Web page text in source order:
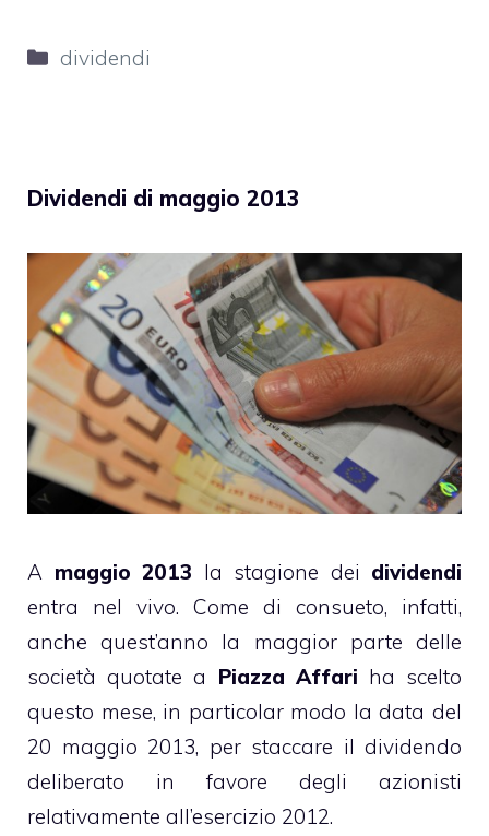
Categorie
dividendi
Dividendi di maggio 2013
A maggio 2013 la stagione dei dividendi
entra nel vivo. Come di consueto, infatti,
anche quest’anno la maggior parte delle
società quotate a Piazza Affari ha scelto
questo mese, in particolar modo la data del
20 maggio 2013, per staccare il dividendo
deliberato in favore degli azionisti
relativamente all’esercizio 2012.